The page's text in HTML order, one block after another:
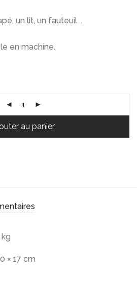
un lit, un fauteuil….
en machine.
au panier
× 17 cm